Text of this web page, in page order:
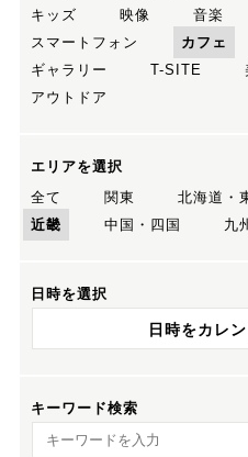
キッズ
映像 音楽
スマートフォン
カフェ
ギャラリー
T-SITE
アウトドア
エリアを選択
全て
関東 北海道・
近畿
中国・四国 九
日時を選択
日時をカレ
キーワード検索
キーワード検索